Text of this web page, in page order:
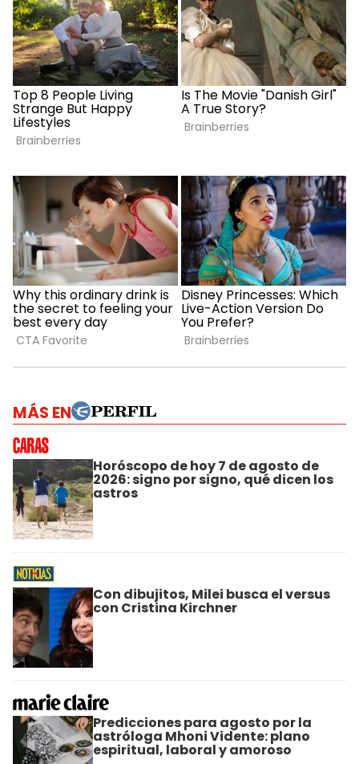
MÁS EN
Horóscopo de hoy 7 de agosto de
2026: signo por signo, qué dicen los
astros
Con dibujitos, Milei busca el versus
con Cristina Kirchner
Predicciones para agosto por la
astróloga Mhoni Vidente: plano
espiritual, laboral y amoroso